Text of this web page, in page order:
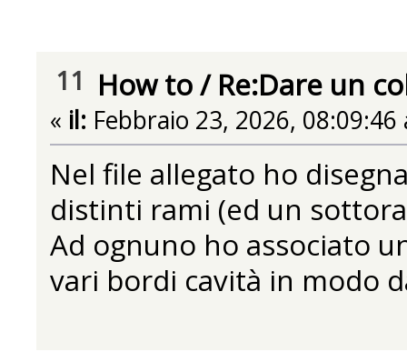
11 How to/ Re:Dare un
« il: Febbraio 23, 2026, 08:09:46
Nel file allegato ho
distinti rami (ed un
Ad ognuno ho associato
vari bordi cavità in modo